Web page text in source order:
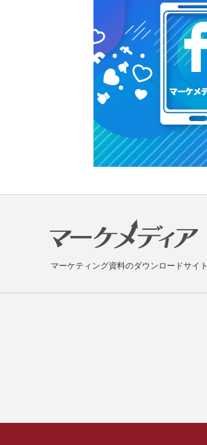
マーケティング資料のダウンロードサイト